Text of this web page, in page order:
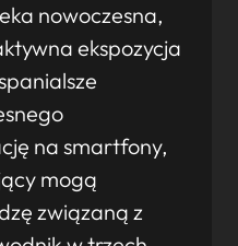
nowoczesna,
ekspozycja
na smartfony,
mogą
związaną z